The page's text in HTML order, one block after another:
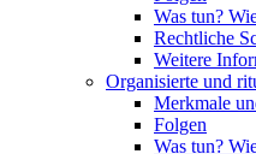
Was tun?
Rechtliche
Weitere
Organisierte und
Merkmale
Folgen
Was tun?